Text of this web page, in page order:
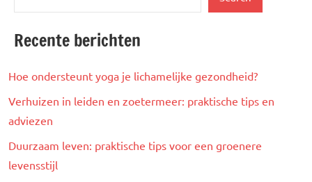
Recente berichten
Hoe ondersteunt yoga je lichamelijke gezondheid?
Verhuizen in leiden en zoetermeer: praktische tips en
adviezen
Duurzaam leven: praktische tips voor een groenere
levensstijl